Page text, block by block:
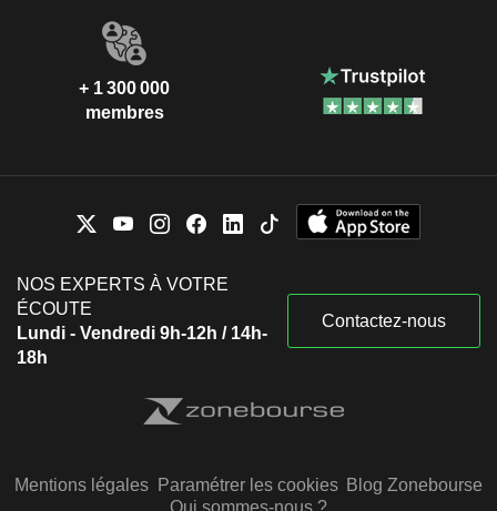
+ 1 300 000
membres
NOS EXPERTS À VOTRE
ÉCOUTE
Lundi - Vendredi 9h-12h / 14h-
18h
Contactez-nous
Mentions légales Paramétrer les cookies Blog Zonebourse